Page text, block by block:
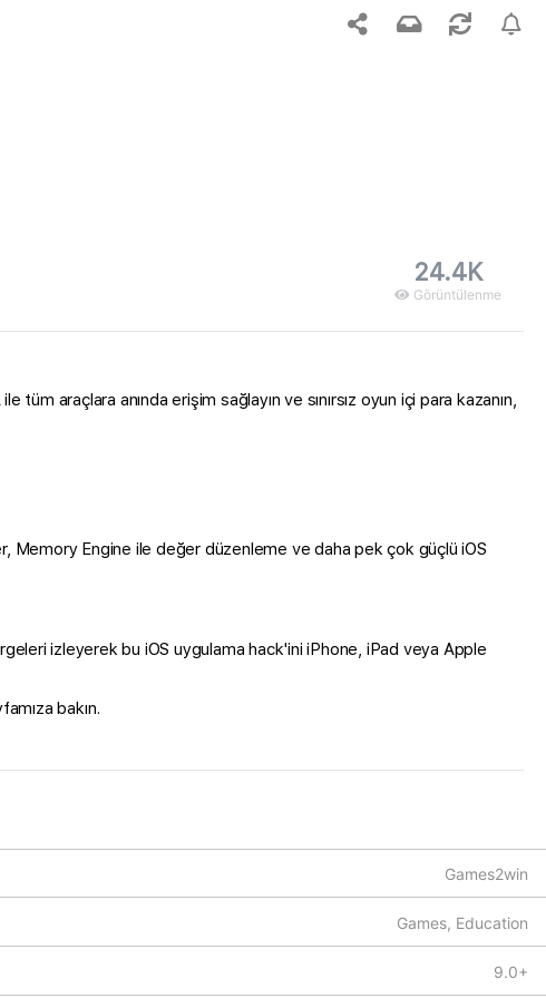
24.4K
Görüntülenme
araçlara anında erişim sağlayın ve sınırsız oyun içi para kazanın,
Memory Engine ile değer düzenleme ve daha pek çok güçlü iOS
izleyerek bu iOS uygulama hack'ini iPhone, iPad veya Apple
bakın.
Games2win
Games, Education
9.0+